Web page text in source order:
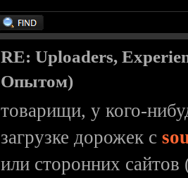
RE: Uploaders,
Опытом)
товарищи, у кого-
загрузке дорожек с
или сторонних